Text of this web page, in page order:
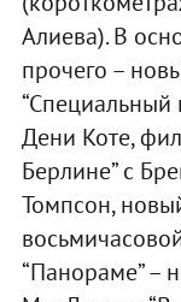
Алиева). В
прочего –
“Специальный
Дени Коте,
Берлине” с
Томпсон,
“Панораме” –